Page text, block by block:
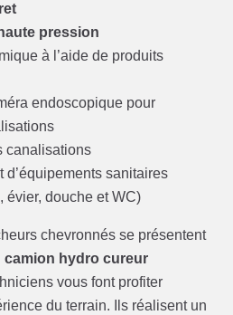
pression
à l’aide de produits
endoscopique pour
canalisations
d’équipements sanitaires
évier, douche et WC)
chevronnés se présentent
camion hydro cureur
vous font profiter
du terrain. Ils réalisent un